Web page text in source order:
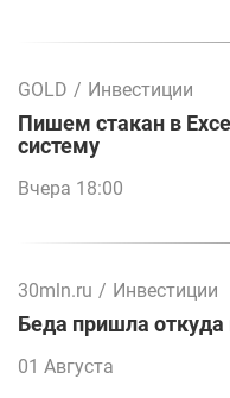
GOLD / Инвестиции
Пишем стакан в
систему
Вчера 18:00
30mln.ru / Инвестиции
Беда пришла
01 Августа